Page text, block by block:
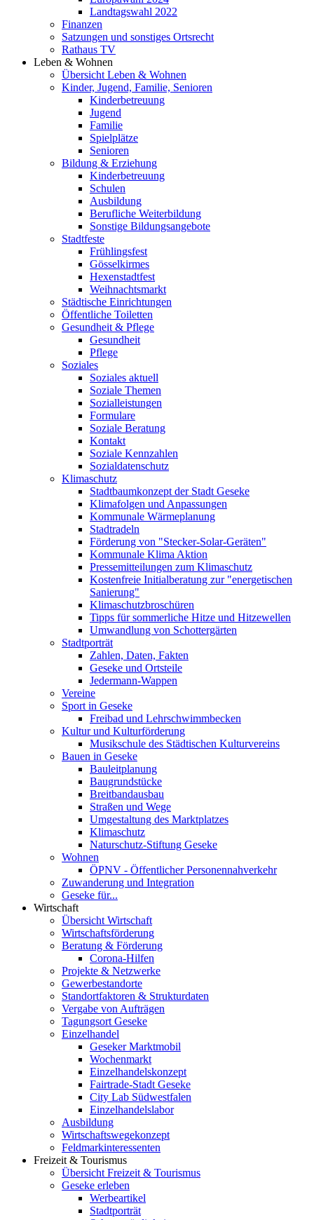
Landtagswahl 2022
Finanzen
Satzungen und sonstiges Ortsrecht
Rathaus TV
Leben & Wohnen
Übersicht Leben & Wohnen
Kinder, Jugend, Familie, Senioren
Kinderbetreuung
Jugend
Familie
Spielplätze
Senioren
Bildung & Erziehung
Kinderbetreuung
Schulen
Ausbildung
Berufliche Weiterbildung
Sonstige Bildungsangebote
Stadtfeste
Frühlingsfest
Gösselkirmes
Hexenstadtfest
Weihnachtsmarkt
Städtische Einrichtungen
Öffentliche Toiletten
Gesundheit & Pflege
Gesundheit
Pflege
Soziales
Soziales aktuell
Soziale Themen
Sozialleistungen
Formulare
Soziale Beratung
Kontakt
Soziale Kennzahlen
Sozialdatenschutz
Klimaschutz
Stadtbaumkonzept der Stadt Geseke
Klimafolgen und Anpassungen
Kommunale Wärmeplanung
Stadtradeln
Förderung von "Stecker-Solar-Geräten"
Kommunale Klima Aktion
Pressemitteilungen zum Klimaschutz
Kostenfreie Initialberatung zur "energetischen
Sanierung"
Klimaschutzbroschüren
Tipps für sommerliche Hitze und Hitzewellen
Umwandlung von Schottergärten
Stadtporträt
Zahlen, Daten, Fakten
Geseke und Ortsteile
Jedermann-Wappen
Vereine
Sport in Geseke
Freibad und Lehrschwimmbecken
Kultur und Kulturförderung
Musikschule des Städtischen Kulturvereins
Bauen in Geseke
Bauleitplanung
Baugrundstücke
Breitbandausbau
Straßen und Wege
Umgestaltung des Marktplatzes
Klimaschutz
Naturschutz-Stiftung Geseke
Wohnen
ÖPNV - Öffentlicher Personennahverkehr
Zuwanderung und Integration
Geseke für...
Wirtschaft
Übersicht Wirtschaft
Wirtschaftsförderung
Beratung & Förderung
Corona-Hilfen
Projekte & Netzwerke
Gewerbestandorte
Standortfaktoren & Strukturdaten
Vergabe von Aufträgen
Tagungsort Geseke
Einzelhandel
Geseker Marktmobil
Wochenmarkt
Einzelhandelskonzept
Fairtrade-Stadt Geseke
City Lab Südwestfalen
Einzelhandelslabor
Ausbildung
Wirtschaftswegekonzept
Feldmarkinteressenten
Freizeit & Tourismus
Übersicht Freizeit & Tourismus
Geseke erleben
Werbeartikel
Stadtporträt